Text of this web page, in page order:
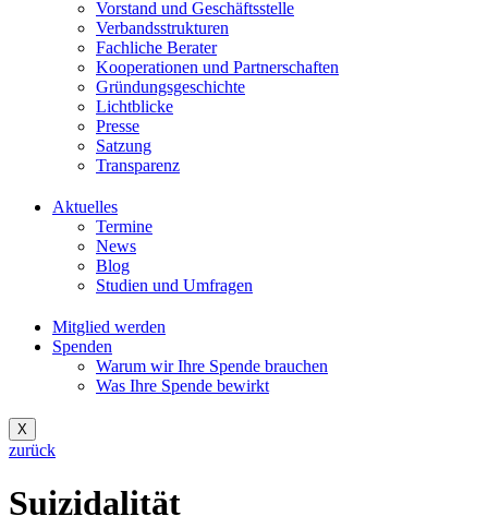
Vorstand und Geschäftsstelle
Verbandsstrukturen
Fachliche Berater
Kooperationen und Partnerschaften
Gründungsgeschichte
Lichtblicke
Presse
Satzung
Transparenz
Aktuelles
Termine
News
Blog
Studien und Umfragen
Mitglied werden
Spenden
Warum wir Ihre Spende brauchen
Was Ihre Spende bewirkt
X
zurück
Suizidalität